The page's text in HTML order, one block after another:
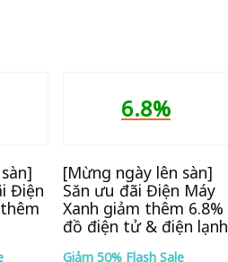
Điện
6.8%
[Mừng ngày lên sàn]
Săn ưu đãi Điện Máy
Xanh giảm thêm 6.8%
đồ điện tử & điện lạnh
Giảm 50% Flash Sale